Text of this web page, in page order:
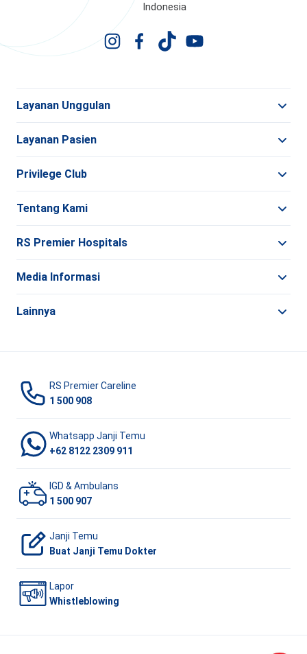
Indonesia
Layanan Unggulan
Layanan Pasien
Privilege Club
Tentang Kami
RS Premier Hospitals
Media Informasi
Lainnya
RS Premier Careline
1 500 908
Whatsapp Janji Temu
+62 8122 2309 911
IGD & Ambulans
1 500 907
Janji Temu
Buat Janji Temu Dokter
Lapor
Whistleblowing